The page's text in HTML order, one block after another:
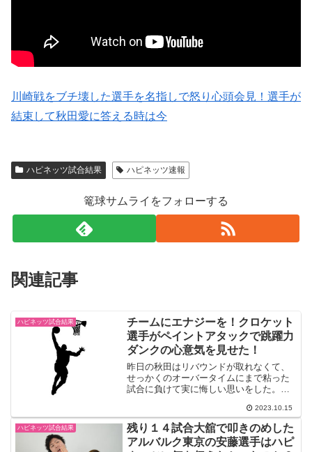
川崎戦をブチ壊した選手を名指しで怒り心頭会見！選手が
結束して秋田愛に答える時は今
ハピネッツ試合結果 ハピネッツ速報
篭球サムライをフォローする
関連記事
ハピネッツ試合結果
チームにエナジーを！クロケット
選手がペイントアタックで跳躍力
ダンクの心意気を見せた！
昨日の秋田はリバウンドが取れなくて、
せっかくのオーバータイムにまで粘った
試合に負けて実に悔しい思いをした。今
置から熊谷選手が３Pを放ったが、決める
ことはできなかった。なので昨日の秋田
のロケットスタートで最...
2023.10.15
ハピネッツ試合結果
残り１４試合大舘で叩きのめした
アルバルク東京の安藤選手はハピ